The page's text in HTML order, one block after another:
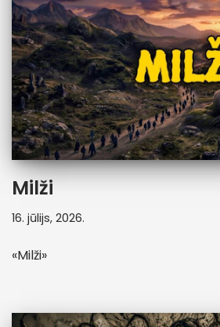
Milži
16. jūlijs, 2026.
«Milži»